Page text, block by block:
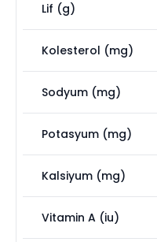
Lif (g)
Kolesterol (mg)
Sodyum (mg)
Potasyum (mg)
Kalsiyum (mg)
Vitamin A (iu)